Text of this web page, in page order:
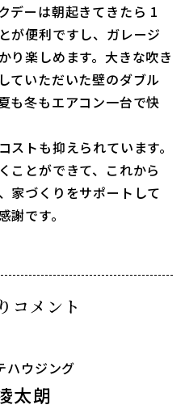
デーは朝起きてきたら 1
が便利ですし、ガレージ
り楽しめます。大きな吹き
ていただいた壁のダブル
も冬もエアコン一台で快
トも抑えられています。
ことができて、これから
家づくりをサポートして
謝です。
コメント
ハウジング
太朗